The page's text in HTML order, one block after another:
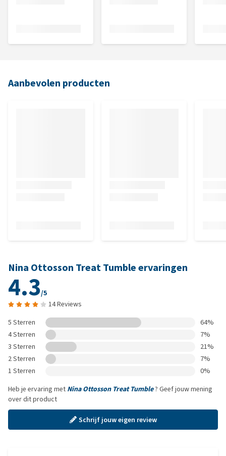
Aanbevolen producten
Nina Ottosson Treat Tumble ervaringen
4.3/5
14 Reviews
5 Sterren
64%
4 Sterren
7%
3 Sterren
21%
2 Sterren
7%
1 Sterren
0%
Heb je ervaring met Nina Ottosson Treat Tumble? Geef jouw mening
over dit product
Schrijf jouw eigen review